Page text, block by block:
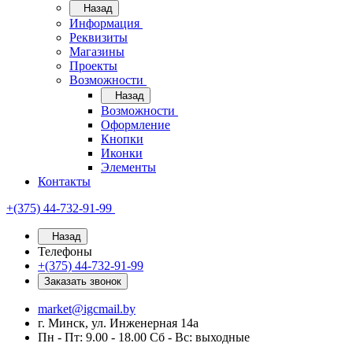
Назад
Информация
Реквизиты
Магазины
Проекты
Возможности
Назад
Возможности
Оформление
Кнопки
Иконки
Элементы
Контакты
+(375) 44-732-91-99
Назад
Телефоны
+(375) 44-732-91-99
Заказать звонок
market@igcmail.by
г. Минск, ул. Инженерная 14а
Пн - Пт: 9.00 - 18.00 Сб - Вс: выходные